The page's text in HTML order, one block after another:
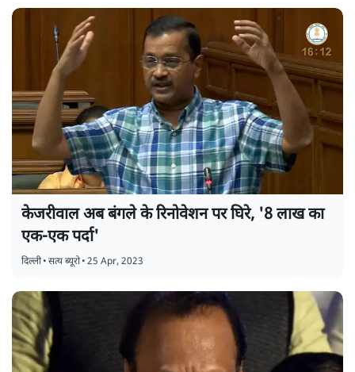
केजरीवाल अब बंगले के रिनोवेशन पर घिरे, '8 लाख का
एक-एक पर्दा'
दिल्ली•सत्य ब्यूरो•25 Apr, 2023